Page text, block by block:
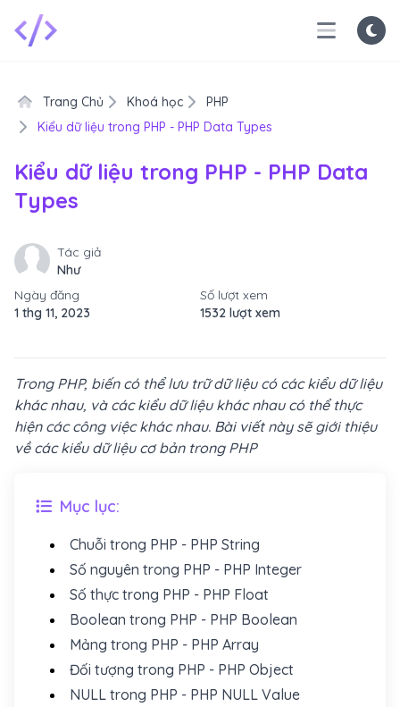
Trang Chủ Khoá học
PHP
Kiểu dữ liệu trong PHP - PHP Data Types
Kiểu dữ liệu trong PHP - PHP Data
Types
Tác giả
Như
Ngày đăng
1 thg 11, 2023
Số lượt xem
1532 lượt xem
Trong PHP, biến có thể lưu trữ dữ liệu có các kiểu dữ liệu
khác nhau, và các kiểu dữ liệu khác nhau có thể thực
hiện các công việc khác nhau. Bài viết này sẽ giới thiệu
về các kiểu dữ liệu cơ bản trong PHP
Mục lục:
Chuỗi trong PHP - PHP String
Số nguyên trong PHP - PHP Integer
Số thực trong PHP - PHP Float
Boolean trong PHP - PHP Boolean
Mảng trong PHP - PHP Array
Đối tượng trong PHP - PHP Object
NULL trong PHP - PHP NULL Value